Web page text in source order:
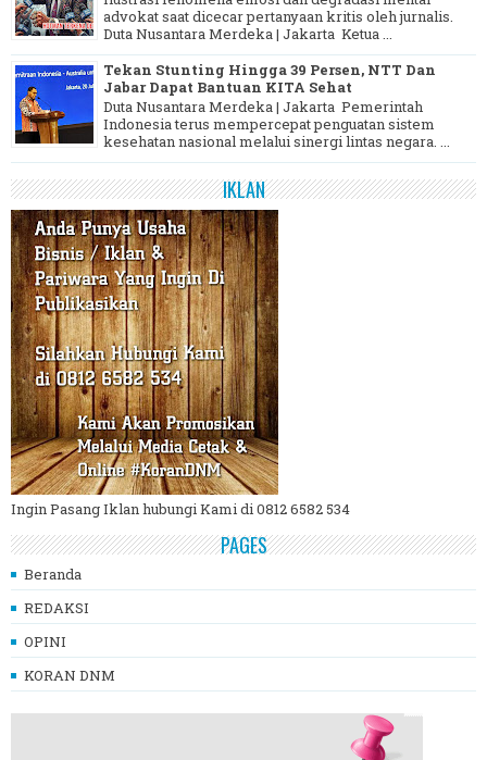
advokat saat dicecar pertanyaan kritis oleh jurnalis.
Duta Nusantara Merdeka | Jakarta Ketua ...
Tekan Stunting Hingga 39 Persen, NTT Dan
Jabar Dapat Bantuan KITA Sehat
Duta Nusantara Merdeka | Jakarta Pemerintah
Indonesia terus mempercepat penguatan sistem
kesehatan nasional melalui sinergi lintas negara. ...
IKLAN
Ingin Pasang Iklan hubungi Kami di 0812 6582 534
PAGES
Beranda
REDAKSI
OPINI
KORAN DNM